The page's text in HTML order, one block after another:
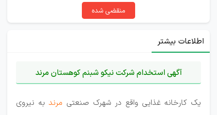
منقضی شده
اطلاعات بیشتر
آگهی استخدام شرکت نیکو شبنم کوهستان مرند
یک کارخانه غذایی واقع در شهرک صنعتی مرند به نیروی